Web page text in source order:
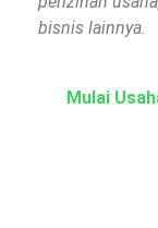
bisnis lainnya.
Mulai